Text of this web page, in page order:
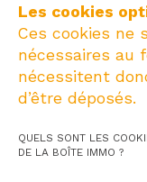
Les cookies
Ces cookies ne
nécessaires au
nécessitent
d’être déposés.
QUELS SONT LES
DE LA BOÎTE IMMO ?